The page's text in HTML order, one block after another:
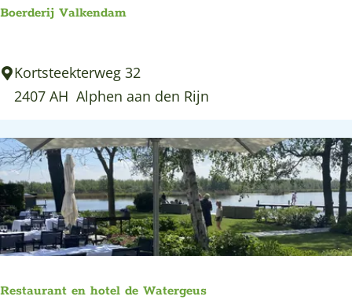
e
p
Boerderij Valkendam
B
r
d
e
r
i
j
V
Kortsteekterweg 32
2407 AH Alphen aan den Rijn
Restaurant en hotel de Watergeus